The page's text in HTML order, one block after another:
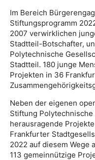
Im Bereich
Stiftungsprogramm
2007 verwirklichen
Stadtteil-Botschafter,
Polytechnische
Stadtteil. 180 junge
Projekten in 36
Neben der eigenen
Stiftung
herausragende
Frankfurter
2022 auf diesem Wege
113 gemeinnützige